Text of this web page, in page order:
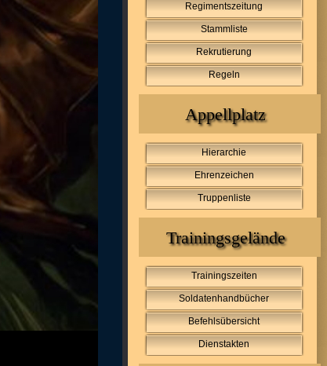
Regimentszeitung
Stammliste
Rekrutierung
Regeln
Appellplatz
Hierarchie
Ehrenzeichen
Truppenliste
Trainingsgelände
Trainingszeiten
Soldatenhandbücher
Befehlsübersicht
Dienstakten